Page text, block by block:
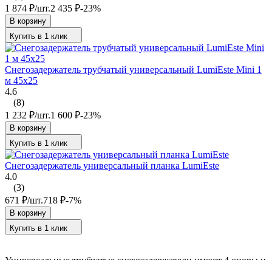
1 874 ₽/шт.2 435 ₽-23%
В корзину
Купить в 1 клик
Снегозадержатель трубчатый универсальный LumiEste Mini 1
м 45х25
4.6
(8)
1 232 ₽/шт.1 600 ₽-23%
В корзину
Купить в 1 клик
Снегозадержатель универсальный планка LumiEste
4.0
(3)
671 ₽/шт.718 ₽-7%
В корзину
Купить в 1 клик